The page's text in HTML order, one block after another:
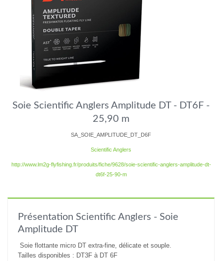
Soie Scientific Anglers Amplitude DT - DT6F -
25,90 m
SA_SOIE_AMPLITUDE_DT_D6F
Scientific Anglers
http://www.lm2g-flyfishing.fr/produits/fiche/9628/soie-scientific-anglers-amplitude-dt-
dt6f-25-90-m
Présentation Scientific Anglers - Soie
Amplitude DT
Soie flottante micro DT extra-fine, délicate et souple.
Tailles disponibles : DT3F à DT 6F